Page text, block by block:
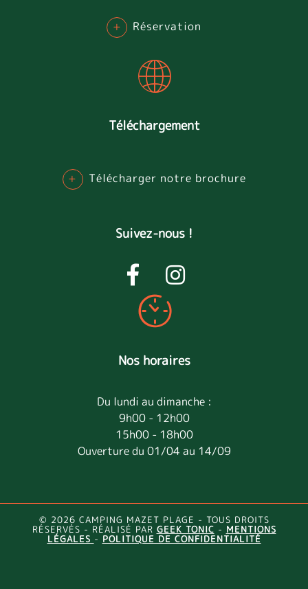
+ Réservation
Téléchargement
+ Télécharger notre brochure
Suivez-nous !
Nos horaires
Du lundi au dimanche :
9h00 - 12h00
15h00 - 18h00
Ouverture du 01/04 au 14/09
© 2026 CAMPING MAZET PLAGE - TOUS DROITS
RÉSERVÉS - RÉALISÉ PAR GEEK TONIC - MENTIONS
LÉGALES - POLITIQUE DE CONFIDENTIALITÉ